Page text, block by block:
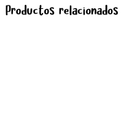
Productos relacionados